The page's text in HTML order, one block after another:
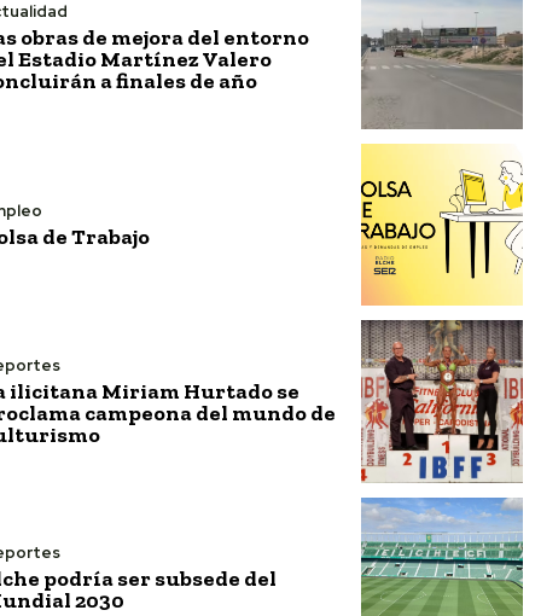
obras de mejora del entorno
Estadio Martínez Valero
a finales de año
de Trabajo
ilicitana Miriam Hurtado se
campeona del mundo de
podría ser subsede del
2030